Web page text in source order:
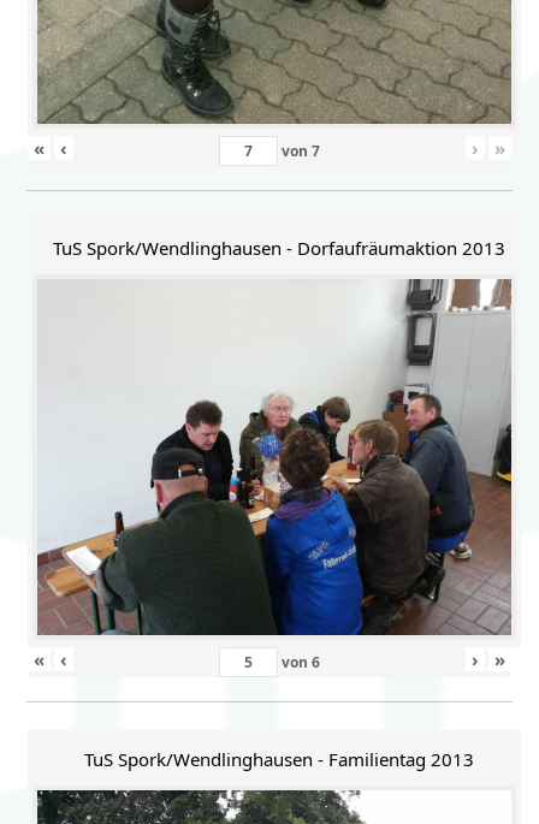
« ‹ von 7 › »
TuS Spork/Wendlinghausen - Dorfaufräumaktion 2013
« ‹ von 6 › »
TuS Spork/Wendlinghausen - Familientag 2013